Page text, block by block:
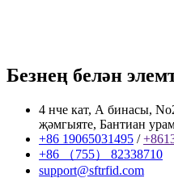
Безнең белән
4 нче кат, А бинасы,
җәмгыяте, Бантиан
+86 19065031495 /
+86 （755） 82338710
support@sftrfid.com